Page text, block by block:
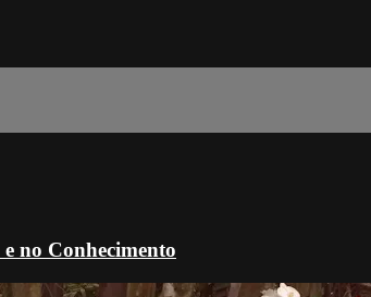
no Conhecimento